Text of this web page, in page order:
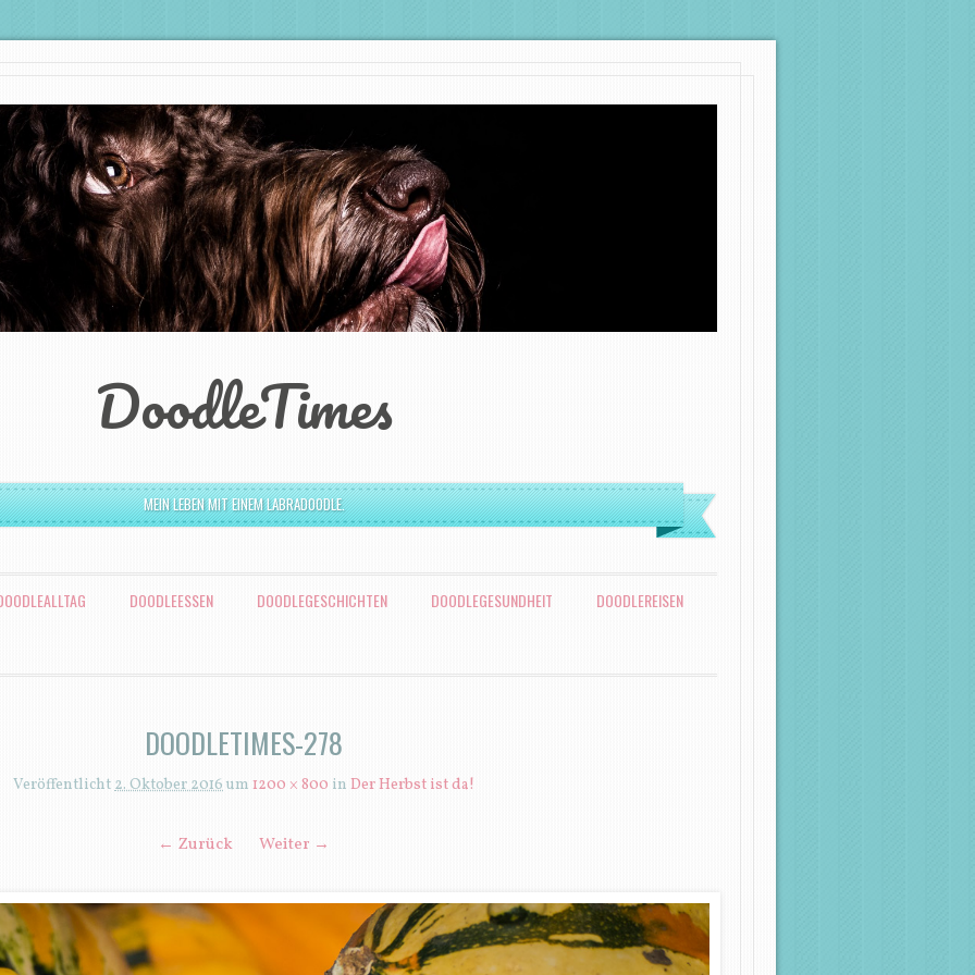
DoodleTimes
MEIN LEBEN MIT EINEM LABRADOODLE.
DOODLEESSEN DOODLEGESCHICHTEN DOODLEGESUNDHEIT DOODLEREISEN
DOODLETIMES-278
Veröffentlicht2. Oktober 2016um 1200 × 800 in Der Herbst ist da!
← Zurück Weiter →